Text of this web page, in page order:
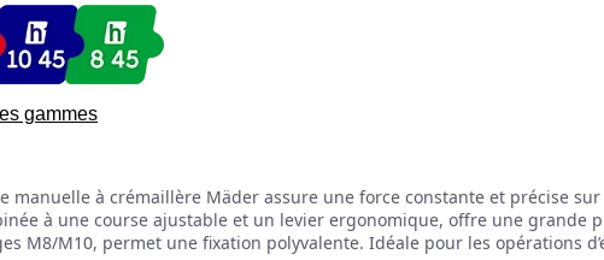
gammes
manuelle à crémaillère Mäder assure une force constante et précise
à une course ajustable et un levier ergonomique, offre une grande
M8/M10, permet une fixation polyvalente. Idéale pour les opérations